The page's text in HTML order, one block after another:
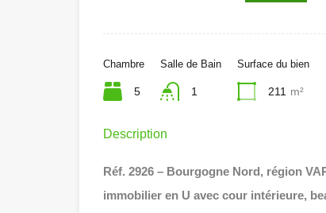
Chambre
5
Salle de Bain
1
Surface du bien
211 m²
Description
Réf. 2926 – Bourgogne Nord, région
immobilier en U avec cour intérieure,